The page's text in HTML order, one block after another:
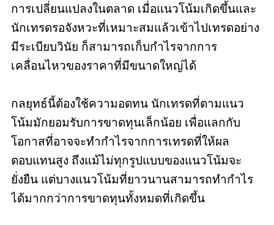
การเปลี่ยนแปลงในตลาด เมื่อแนวโน้มเกิดขึ้นและ
นักเทรดรอจังหวะที่เหมาะสมแล้วเข้าไปเทรดอย่าง
มีระเบียบวินัย ก็สามารถเก็บกำไรจากการ
เคลื่อนไหวของราคาที่มีขนาดใหญ่ได้
กลยุทธ์นี้ต้องใช้ความอดทน นักเทรดที่ตามแนว
โน้มมักยอมรับการขาดทุนเล็กน้อย เพื่อแลกกับ
โอกาสที่อาจจะทำกำไรจากการเทรดที่ให้ผล
ตอบแทนสูง ถึงแม้ไม่ทุกรูปแบบของแนวโน้มจะ
ยั่งยืน แต่บางแนวโน้มที่ยาวนานสามารถทำกำไร
ได้มากกว่าการขาดทุนทั้งหมดที่เกิดขึ้น